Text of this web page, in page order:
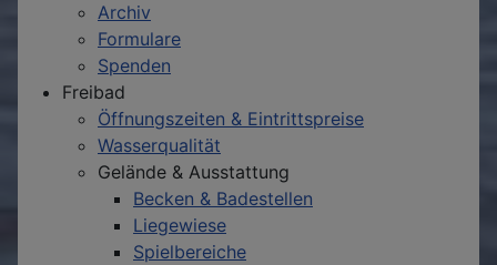
Archiv
Formulare
Spenden
Freibad
Öffnungszeiten & Eintrittspreise
Wasserqualität
Gelände & Ausstattung
Becken & Badestellen
Liegewiese
Spielbereiche